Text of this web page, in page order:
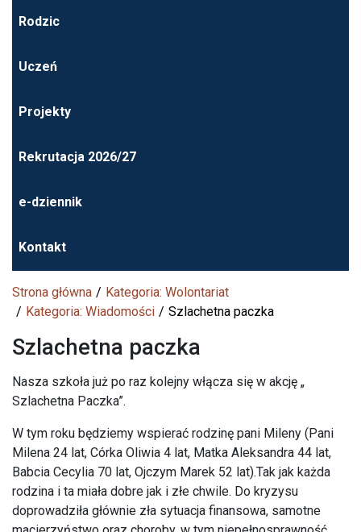
Rodzic
Uczeń
Projekty
Rekrutacja 2026/27
e-dziennik
Kontakt
Strona główna
Kategoria: Wolontariat
Kategoria: Wiadomości
Szlachetna paczka
Szlachetna paczka
Nasza szkoła już po raz kolejny włącza się w akcję „
Szlachetna Paczka”.
W tym roku będziemy wspierać rodzinę pani Mileny (Pani
Milena 24 lat, Córka Oliwia 4 lat, Matka Aleksandra 44 lat,
Babcia Cecylia 70 lat, Ojczym Marek 52 lat).Tak jak każda
rodzina i ta miała dobre jak i złe chwile. Do kryzysu
doprowadziła głównie zła sytuacja finansowa, samotne